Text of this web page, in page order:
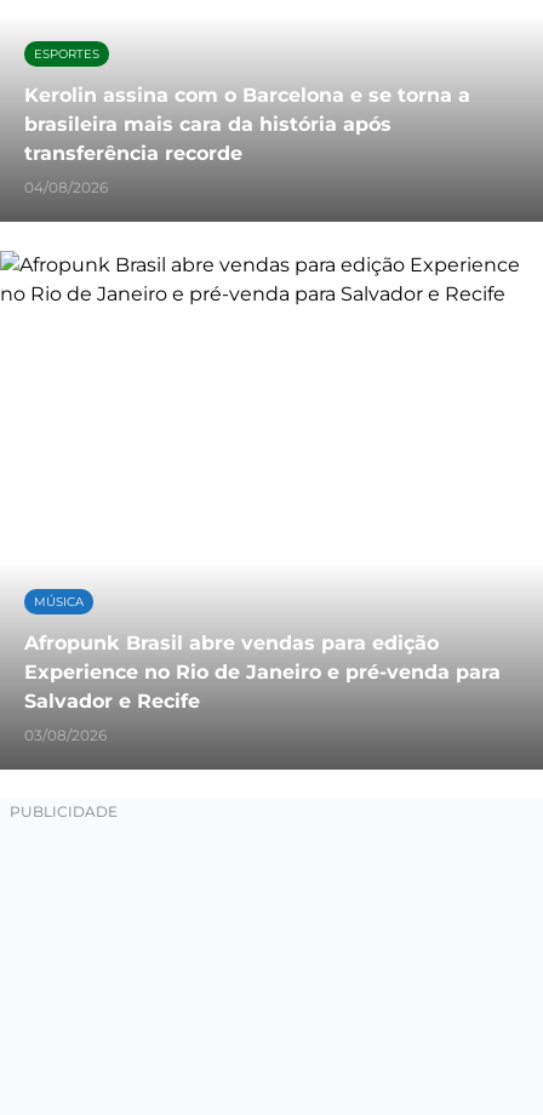
ESPORTES
Kerolin assina com o Barcelona e se torna a
brasileira mais cara da história após
transferência recorde
04/08/2026
MÚSICA
Afropunk Brasil abre vendas para edição
Experience no Rio de Janeiro e pré-venda para
Salvador e Recife
03/08/2026